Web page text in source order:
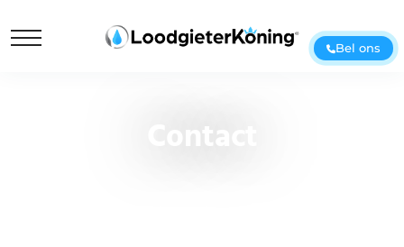
Bel ons